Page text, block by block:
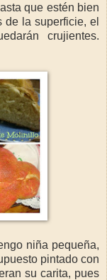
que estén bien
de la superficie, el
crujientes.
niña pequeña,
pintado con
su carita, pues